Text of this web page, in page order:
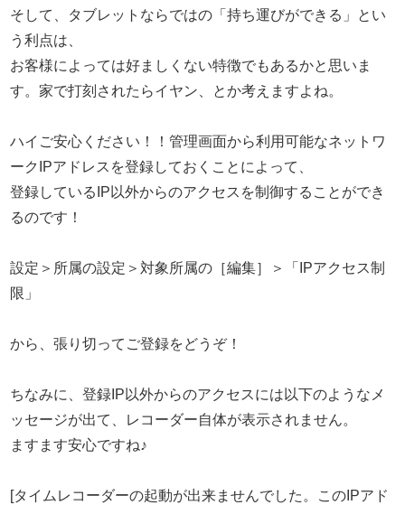
そして、タブレットならではの「持ち運びができる」とい
う利点は、
お客様によっては好ましくない特徴でもあるかと思いま
す。家で打刻されたらイヤン、とか考えますよね。
ハイご安心ください！！管理画面から利用可能なネットワ
ークIPアドレスを登録しておくことによって、
登録しているIP以外からのアクセスを制御することができ
るのです！
設定＞所属の設定＞対象所属の［編集］＞「IPアクセス制
限」
から、張り切ってご登録をどうぞ！
ちなみに、登録IP以外からのアクセスには以下のようなメ
ッセージが出て、レコーダー自体が表示されません。
ますます安心ですね♪
[タイムレコーダーの起動が出来ませんでした。このIPアド